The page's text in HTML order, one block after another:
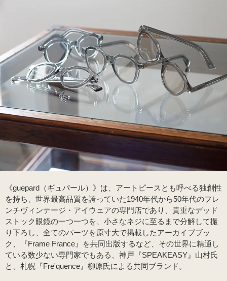
《guepard（ギュパール）》は、アートピースとも呼べる独創性
を持ち、世界最高品質を誇っていた1940年代から50年代のフレ
ンチヴィンテージ・アイウェアの専門店であり、貴重なデッド
ストック眼鏡の一つ一つを、小さなネジに至るまで分解して撮
り下ろし、全てのパーツを原寸大で掲載したアーカイブブッ
ク、『Frame France』を共同出版するなど、その世界に精通し
ている数少ない専門家でもある、神戸『SPEAKEASY』山村氏
と、札幌『Fre'quence』柳原氏による共同ブランド。